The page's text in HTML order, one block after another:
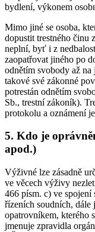
bydlení, výkonem
Mimo jiné se osoba,
dopustit trestného činu
neplní, byť i z
zaopatřovat jiného po
odnětím svobody až
takové své zákonné
potrestán odnětím
Sb., trestní zákoník).
protokolu a oznámení
5. Kdo je
apod.)
Výživné lze zásadně
ve věcech výživy
466 písm. c) ve spojení
řízeních soudních, dále
opatrovníkem, kterého
jmenuje zpravidla